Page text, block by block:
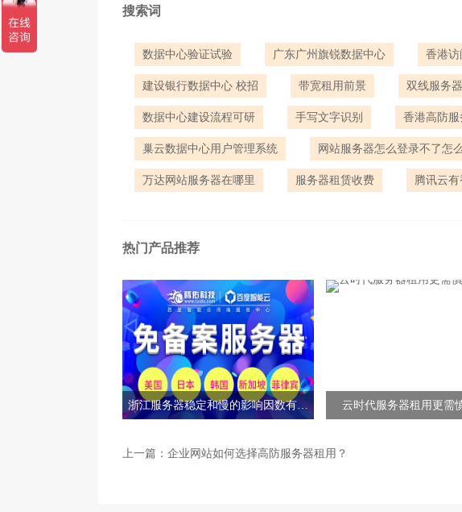
搜索词
数据中心验证试验 广东广州旗锐数据中心 香港访
建设银行数据中心 校招 带宽租用前景 双线服务
数据中心建设流程可研 手写文字识别 香港高防服
巢云数据中心用户管理系统 网站服务器怎么登录不了怎
万达网站服务器在哪里 服务器租赁收费 腾讯云
热门产品推荐
浙江服务器稳定和慢的影响因数有哪 云时代服务器租用更需
上一篇： 企业网站如何选择高防服务器租用？